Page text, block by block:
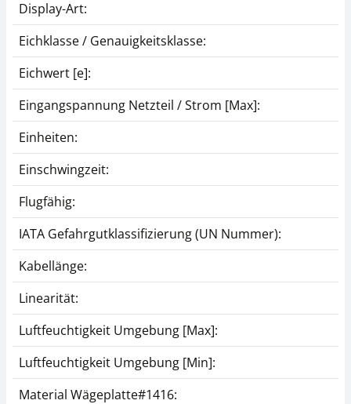
CHF 34,20
CHF 36,97 inkl. Mwst.
Display-Art:
Eichklasse / Genauigkeitsklasse:
Eichwert [e]:
Eingangspannung Netzteil / Strom [Max]:
Einheiten:
Einschwingzeit:
Flugfähig:
IATA Gefahrgutklassifizierung (UN Nummer):
Kabellänge:
Linearität:
Luftfeuchtigkeit Umgebung [Max]:
Luftfeuchtigkeit Umgebung [Min]:
Material Wägeplatte#1416: